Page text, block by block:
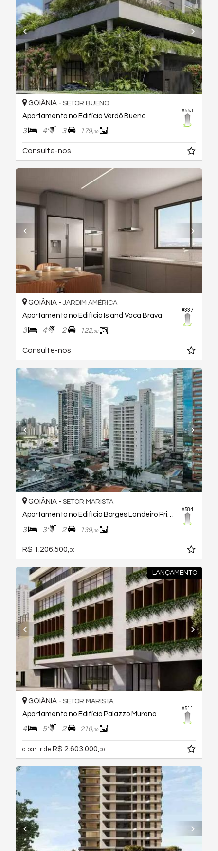
#553
GOIÂNIA - SETOR BUENO
Apartamento no Edifício Verdô Bueno
3 4 3 179,00
Consulte-nos
#337
GOIÂNIA - JARDIM AMÉRICA
Apartamento no Edifício Island Vaca Brava
3 4 2 122,00
Consulte-nos
#584
GOIÂNIA - SETOR MARISTA
Apartamento no Edifício Borges Landeiro Prime
3 3 2 139,00
R$ 1.206.500,00
LANÇAMENTO
#511
GOIÂNIA - SETOR MARISTA
Apartamento no Edifício Palazzo Murano
4 5 2 210,00
a partir de R$ 2.603.000, 00